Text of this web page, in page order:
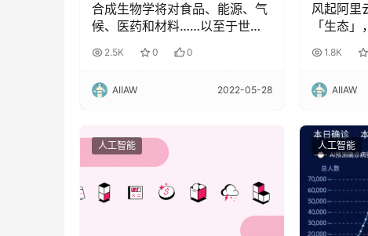
合成生物学将对食品、能源、气
候、医药和材料……以至于世界
上每个领域都产生变革性的影
响！
2.5K 0 0
AIIAW 2022-05-28
风起阿里
「生态
1.8K
AIIAW
人工智能 人工智能